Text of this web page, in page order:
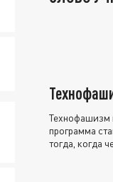
Технофашизм
программа
тогда, когда